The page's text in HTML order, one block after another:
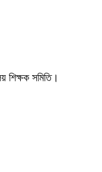
শিক্ষক সমিতি।